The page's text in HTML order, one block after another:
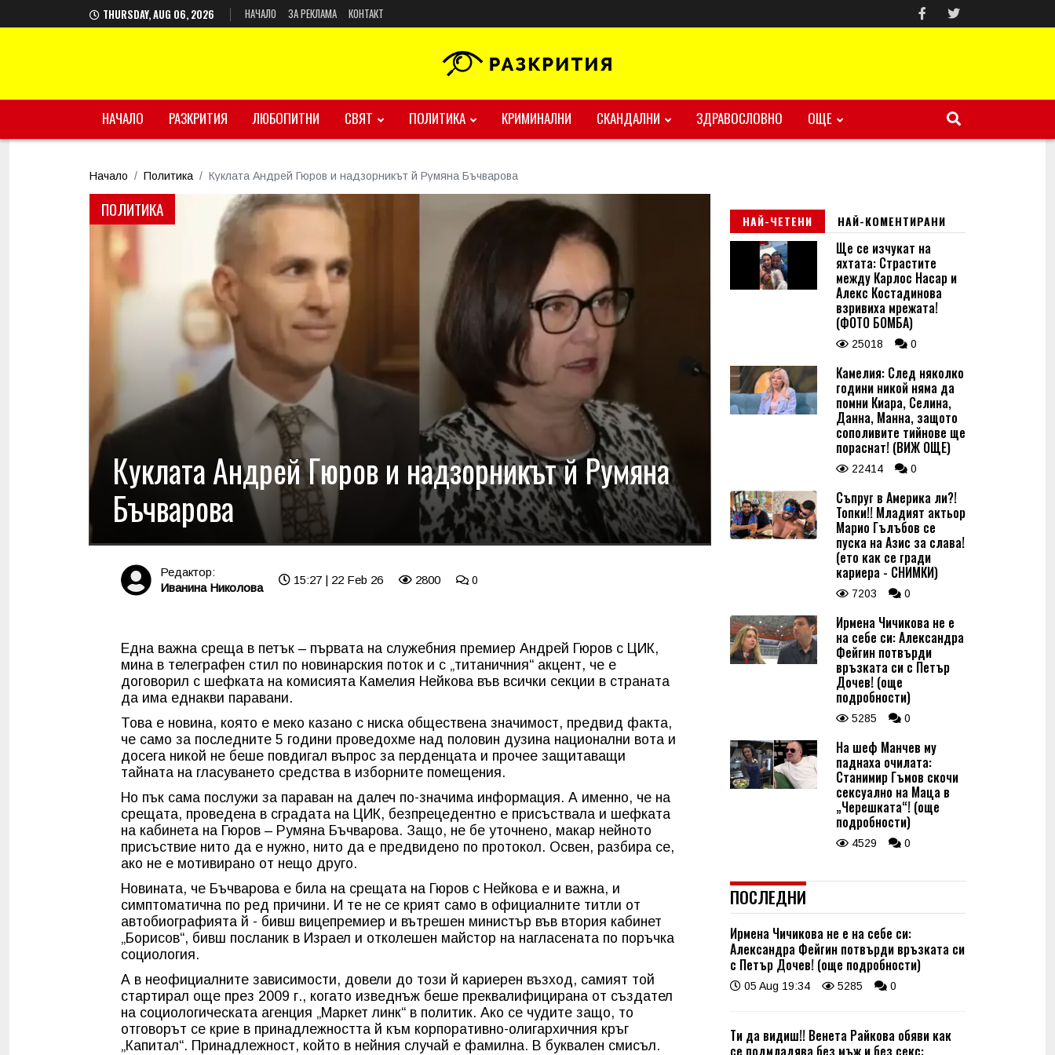
THURSDAY, AUG 06, 2026 НАЧАЛО ЗА РЕКЛАМА КОНТАКТ
НАЧАЛО РАЗКРИТИЯ ЛЮБОПИТНИ СВЯТ ПОЛИТИКА КРИМИНАЛНИ СКАНДАЛНИ ЗДРАВОСЛОВНО ОЩЕ
Начало Политика Куклата Андрей Гюров и надзорникът й Румяна Бъчварова
ПОЛИТИКА
Куклата Андрей Гюров и надзорникът й Румяна
Бъчварова
Редактор:
Иванина Николова
15:27 | 22 Feb 26 2800 0
Една важна среща в петък – първата на служебния премиер Андрей Гюров с ЦИК,
мина в телеграфен стил по новинарския поток и с „титаничния“ акцент, че е
договорил с шефката на комисията Камелия Нейкова във всички секции в страната
да има еднакви паравани.
Това е новина, която е меко казано с ниска обществена значимост, предвид факта,
че само за последните 5 години проведохме над половин дузина национални вота и
досега никой не беше повдигал въпрос за перденцата и прочее защитаващи
тайната на гласуването средства в изборните помещения.
Но пък сама послужи за параван на далеч по-значима информация. А именно, че на
срещата, проведена в сградата на ЦИК, безпрецедентно е присъствала и шефката
на кабинета на Гюров – Румяна Бъчварова. Защо, не бе уточнено, макар нейното
присъствие нито да е нужно, нито да е предвидено по протокол. Освен, разбира се,
ако не е мотивирано от нещо друго.
Новината, че Бъчварова е била на срещата на Гюров с Нейкова е и важна, и
симптоматична по ред причини. И те не се крият само в официалните титли от
автобиографията й - бивш вицепремиер и вътрешен министър във втория кабинет
„Борисов“, бивш посланик в Израел и отколешен майстор на нагласената по поръчка
социология.
А в неофициалните зависимости, довели до този й кариерен възход, самият той
стартирал още през 2009 г., когато изведнъж беше преквалифицирана от създател
на социологическата агенция „Маркет линк“ в политик. Ако се чудите защо, то
отговорът се крие в принадлежността й към корпоративно-олигархичния кръг
„Капитал“. Принадлежност, който в нейния случай е фамилна. В буквален смисъл.
НАЙ-ЧЕТЕНИ НАЙ-КОМЕНТИРАНИ
Ще се изчукат на
яхтата: Страстите
между Карлос Насар и
Алекс Костадинова
взривиха мрежата!
(ФОТО БОМБА)
25018 0
Камелия: След няколко
години никой няма да
помни Киара, Селина,
Данна, Манна, защото
сополивите тийнове ще
пораснат! (ВИЖ ОЩЕ)
22414 0
Съпруг в Америка ли?!
Топки!! Младият актьор
Марио Гълъбов се
пуска на Азис за слава!
(ето как се гради
кариера - СНИМКИ)
7203 0
Ирмена Чичикова не е
на себе си: Александра
Фейгин потвърди
връзката си с Петър
Дочев! (още
подробности)
5285 0
На шеф Манчев му
паднаха очилата:
Станимир Гъмов скочи
сексуално на Маца в
„Черешката“! (още
подробности)
4529 0
ПОСЛЕДНИ
Ирмена Чичикова не е на себе си:
Александра Фейгин потвърди връзката си
с Петър Дочев! (още подробности)
05 Aug 19:34 5285 0
Ти да видиш!! Венета Райкова обяви как
се подмладява без мъж и без секс: